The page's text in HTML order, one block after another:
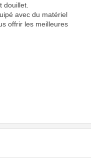
douillet.
avec du matériel
offrir les meilleures